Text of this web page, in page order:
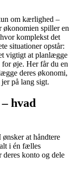
om kærlighed –
økonomien spiller en
komplekst det
situationer opstår:
vigtigt at planlægge
øje. Her får du en
deres økonomi,
på lang sigt.
hvad
at håndtere
i én fælles
konto og dele